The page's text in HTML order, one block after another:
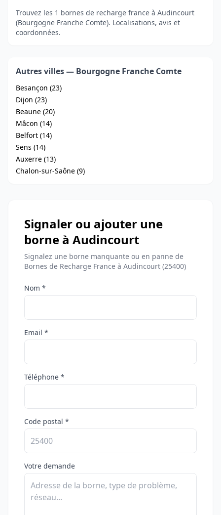
Trouvez les 1 bornes de recharge france à Audincourt
(Bourgogne Franche Comte). Localisations, avis et
coordonnées.
Autres villes — Bourgogne Franche Comte
Besançon (23)
Dijon (23)
Beaune (20)
Mâcon (14)
Belfort (14)
Sens (14)
Auxerre (13)
Chalon-sur-Saône (9)
Signaler ou ajouter une
borne à Audincourt
Signalez une borne manquante ou en panne de
Bornes de Recharge France à Audincourt (25400)
Nom *
Email *
Téléphone *
Code postal *
Votre demande